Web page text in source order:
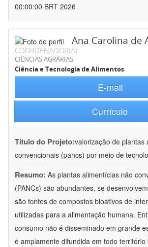
00:00:00 BRT 2026
Ana Carolina de
COORDENADOR(A)
CIÊNCIAS AGRÁRIAS
Ciência e Tecnologia de Alimentos
E-mail
Currículo
Título do Projeto:valorização de plantas
convencionais (pancs) por meio de
Resumo: As plantas alimentícias não
(PANCs) são abundantes, se
são fontes de compostos bioativos de
utilizadas para a alimentação humana.
consumo não é disseminado em grande
é amplamente difundida em todo